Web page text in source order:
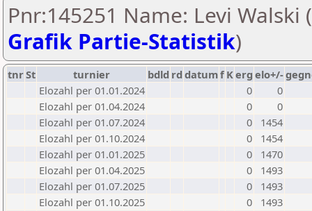
Pnr:145251 Name: Levi Walski (
Grafik Partie-Statistik)
tnrSt turnier bdld rd datumf Kerg elo+/-
Elozahl per 01.01.2024
0
0
Elozahl per 01.04.2024
0
0
Elozahl per 01.07.2024
0
1454
Elozahl per 01.10.2024
0
1454
Elozahl per 01.01.2025
0
1470
Elozahl per 01.04.2025
0
1493
Elozahl per 01.07.2025
0
1493
Elozahl per 01.10.2025
0
1493